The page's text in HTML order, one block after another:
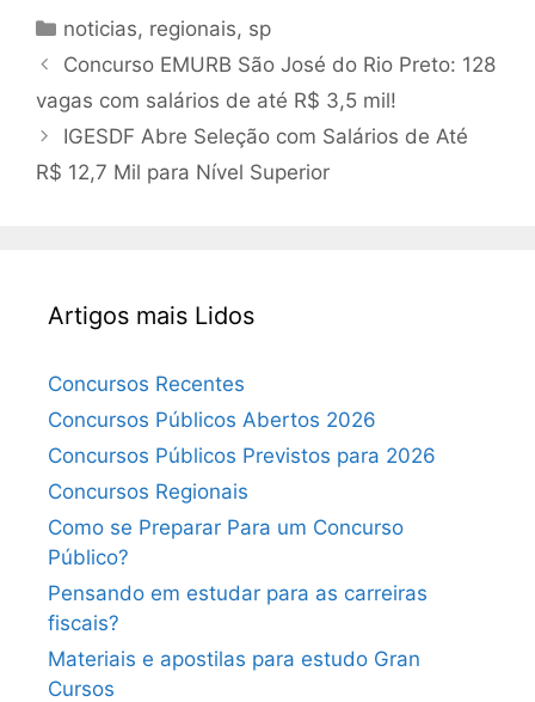
Categorias
noticias, regionais, sp
Concurso EMURB São José do Rio Preto: 128
vagas com salários de até R$ 3,5 mil!
IGESDF Abre Seleção com Salários de Até
R$ 12,7 Mil para Nível Superior
Artigos mais Lidos
Concursos Recentes
Concursos Públicos Abertos 2026
Concursos Públicos Previstos para 2026
Concursos Regionais
Como se Preparar Para um Concurso
Público?
Pensando em estudar para as carreiras
fiscais?
Materiais e apostilas para estudo Gran
Cursos